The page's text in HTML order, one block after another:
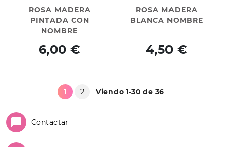
ROSA MADERA
PINTADA CON
NOMBRE
6,00 €
ROSA MADERA
BLANCA NOMBRE
4,50 €
1 2 Viendo 1-30 de 36
Contactar